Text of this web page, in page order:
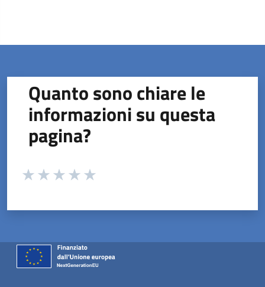
Quanto sono chiare le
informazioni su questa
pagina?
Valuta da 1 a 5 stelle la pagina